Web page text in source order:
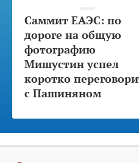
Саммит ЕАЭС: по
дороге на общую
фотографию
Мишустин успел
коротко
с Пашиняном